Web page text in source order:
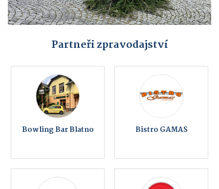
Partneři zpravodajství
Bowling Bar Blatno Bistro GAMAS